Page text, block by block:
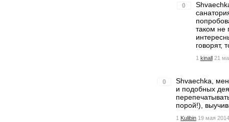
0
таком не
говорят,
1 kinall 21
0
Shvaechka,
и подобных
порой!),
1 Kulibin 19 мая